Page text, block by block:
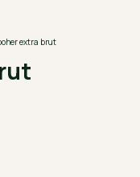
extra brut